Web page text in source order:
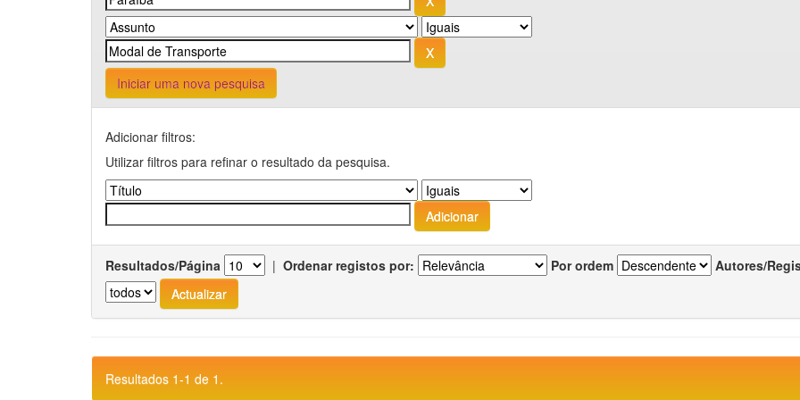
Iniciar uma nova pesquisa
Adicionar filtros:
Utilizar filtros para refinar o resultado da pesquisa.
Resultados/Página | Ordenar registos por: Por ordem Autores/
Resultados 1-1 de 1.